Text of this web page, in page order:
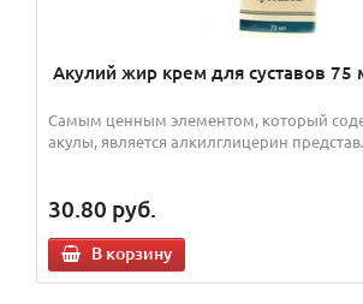
Акулий жир крем для суставов 75
Самым ценным элементом, который
акулы, является алкилглицерин
30.80 руб.
В корзину